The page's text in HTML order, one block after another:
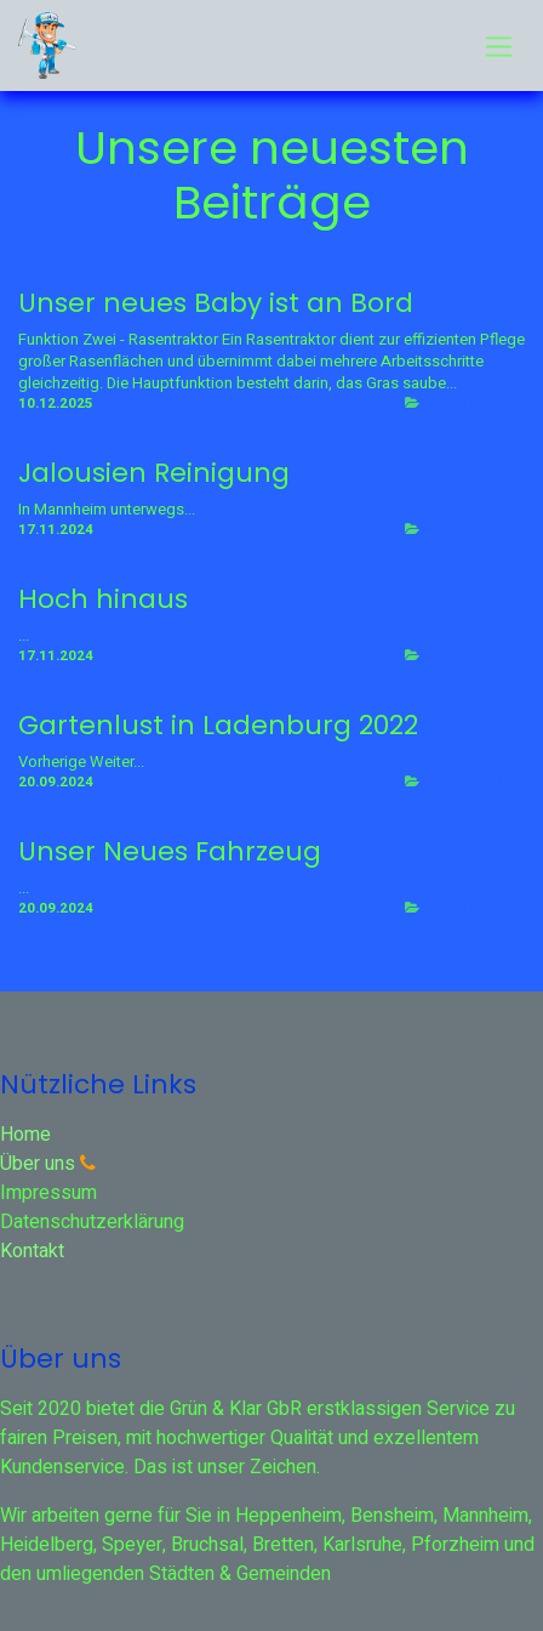
Zum Inhalt springen
Unsere neuesten
Beiträge
Unser neues Baby ist an Bord
Funktion Zwei - Rasentraktor Ein Rasentraktor dient zur effizienten Pflege
großer Rasenflächen und übernimmt dabei mehrere Arbeitsschritte
gleichzeitig. Die Hauptfunktion besteht darin, das Gras saube...
10.12.2025
Jalousien Reinigung
In Mannheim unterwegs...
17.11.2024
Hoch hinaus
...
17.11.2024
Gartenlust in Ladenburg 2022
Vorherige Weiter...
20.09.2024
Unser Neues Fahrzeug
...
20.09.2024
Nützliche Links
Home
Über uns
Impressum
Datenschutzerklärung
Kontakt
Über uns
Seit 2020 bietet die Grün & Klar GbR erstklassigen Service zu
fairen Preisen, mit hochwertiger Qualität und exzellentem
Kundenservice. Das ist unser Zeichen.
Wir arbeiten gerne für Sie in Heppenheim, Bensheim, Mannheim,
Heidelberg, Speyer, Bruchsal, Bretten, Karlsruhe, Pforzheim und
den umliegenden Städten & Gemeinden